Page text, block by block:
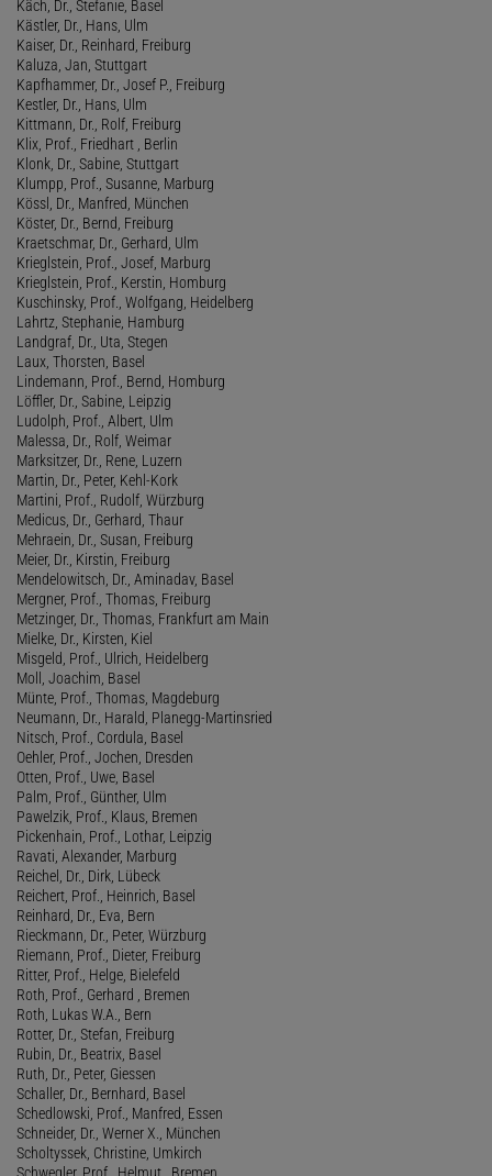
Käch, Dr., Stefanie, Basel
Kästler, Dr., Hans, Ulm
Kaiser, Dr., Reinhard, Freiburg
Kaluza, Jan, Stuttgart
Kapfhammer, Dr., Josef P., Freiburg
Kestler, Dr., Hans, Ulm
Kittmann, Dr., Rolf, Freiburg
Klix, Prof., Friedhart , Berlin
Klonk, Dr., Sabine, Stuttgart
Klumpp, Prof., Susanne, Marburg
Kössl, Dr., Manfred, München
Köster, Dr., Bernd, Freiburg
Kraetschmar, Dr., Gerhard, Ulm
Krieglstein, Prof., Josef, Marburg
Krieglstein, Prof., Kerstin, Homburg
Kuschinsky, Prof., Wolfgang, Heidelberg
Lahrtz, Stephanie, Hamburg
Landgraf, Dr., Uta, Stegen
Laux, Thorsten, Basel
Lindemann, Prof., Bernd, Homburg
Löffler, Dr., Sabine, Leipzig
Ludolph, Prof., Albert, Ulm
Malessa, Dr., Rolf, Weimar
Marksitzer, Dr., Rene, Luzern
Martin, Dr., Peter, Kehl-Kork
Martini, Prof., Rudolf, Würzburg
Medicus, Dr., Gerhard, Thaur
Mehraein, Dr., Susan, Freiburg
Meier, Dr., Kirstin, Freiburg
Mendelowitsch, Dr., Aminadav, Basel
Mergner, Prof., Thomas, Freiburg
Metzinger, Dr., Thomas, Frankfurt am Main
Mielke, Dr., Kirsten, Kiel
Misgeld, Prof., Ulrich, Heidelberg
Moll, Joachim, Basel
Münte, Prof., Thomas, Magdeburg
Neumann, Dr., Harald, Planegg-Martinsried
Nitsch, Prof., Cordula, Basel
Oehler, Prof., Jochen, Dresden
Otten, Prof., Uwe, Basel
Palm, Prof., Günther, Ulm
Pawelzik, Prof., Klaus, Bremen
Pickenhain, Prof., Lothar, Leipzig
Ravati, Alexander, Marburg
Reichel, Dr., Dirk, Lübeck
Reichert, Prof., Heinrich, Basel
Reinhard, Dr., Eva, Bern
Rieckmann, Dr., Peter, Würzburg
Riemann, Prof., Dieter, Freiburg
Ritter, Prof., Helge, Bielefeld
Roth, Prof., Gerhard , Bremen
Roth, Lukas W.A., Bern
Rotter, Dr., Stefan, Freiburg
Rubin, Dr., Beatrix, Basel
Ruth, Dr., Peter, Giessen
Schaller, Dr., Bernhard, Basel
Schedlowski, Prof., Manfred, Essen
Schneider, Dr., Werner X., München
Scholtyssek, Christine, Umkirch
Schwegler, Prof., Helmut , Bremen